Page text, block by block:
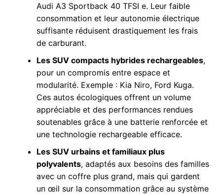
Audi A3 Sportback 40 TFSI e. Leur faible
consommation et leur autonomie électrique
suffisante réduisent drastiquement les frais
de carburant.
Les SUV compacts hybrides rechargeables,
pour un compromis entre espace et
modularité. Exemple : Kia Niro, Ford Kuga.
Ces autos écologiques offrent un volume
appréciable et des performances rendues
soutenables grâce à une batterie renforcée et
une technologie rechargeable efficace.
Les SUV urbains et familiaux plus
polyvalents, adaptés aux besoins des familles
avec un coffre plus grand, mais qui gardent
un œil sur la consommation grâce au système